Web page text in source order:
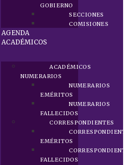
GOBIERNO
SECCIONES
COMISIONES
AGENDA
ACADÉMICOS
ACADÉMICOS
NUMERARIOS
NUMERARIOS
EMÉRITOS
NUMERARIOS
FALLECIDOS
CORRESPONDIENTES
EMÉRITOS
FALLECIDOS